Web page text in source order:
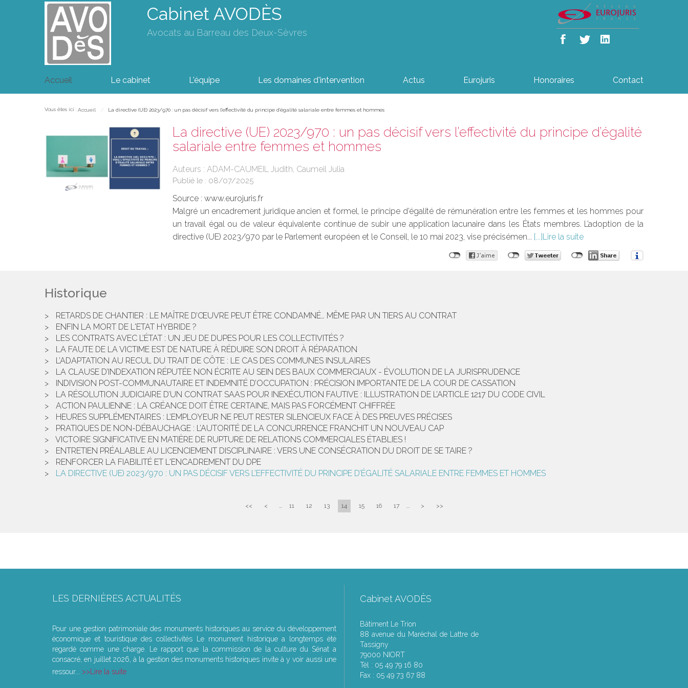
Cabinet AVODÈS
Avocats au Barreau des Deux-Sèvres
Accueil Le cabinet L'équipe Les domaines d'intervention Actus Eurojuris Honoraires Contact
Vous êtes ici : Accueil La directive (UE) 2023/970 : un pas décisif vers l’effectivité du principe d’égalité salariale entre femmes et hommes
La directive (UE) 2023/970 : un pas décisif vers l’effectivité du principe d’égalité
salariale entre femmes et hommes
Auteurs : ADAM-CAUMEIL Judith, Caumeil Julia
Publié le : 08/07/2025
Source : www.eurojuris.fr
Malgré un encadrement juridique ancien et formel, le principe d’égalité de rémunération entre les femmes et les hommes pour
un travail égal ou de valeur équivalente continue de subir une application lacunaire dans les États membres. L’adoption de la
directive (UE) 2023/970 par le Parlement européen et le Conseil, le 10 mai 2023, vise précisémen...
Lire la suite
Historique
RETARDS DE CHANTIER : LE MAÎTRE D’ŒUVRE PEUT ÊTRE CONDAMNÉ… MÊME PAR UN TIERS AU CONTRAT
ENFIN LA MORT DE L'ETAT HYBRIDE ?
LES CONTRATS AVEC L’ÉTAT : UN JEU DE DUPES POUR LES COLLECTIVITÉS ?
LA FAUTE DE LA VICTIME EST DE NATURE À RÉDUIRE SON DROIT À RÉPARATION
L’ADAPTATION AU RECUL DU TRAIT DE CÔTE : LE CAS DES COMMUNES INSULAIRES
LA CLAUSE D’INDEXATION RÉPUTÉE NON ÉCRITE AU SEIN DES BAUX COMMERCIAUX - ÉVOLUTION DE LA JURISPRUDENCE
INDIVISION POST-COMMUNAUTAIRE ET INDEMNITÉ D’OCCUPATION : PRÉCISION IMPORTANTE DE LA COUR DE CASSATION
LA RÉSOLUTION JUDICIAIRE D’UN CONTRAT SAAS POUR INEXÉCUTION FAUTIVE : ILLUSTRATION DE L’ARTICLE 1217 DU CODE CIVIL
ACTION PAULIENNE : LA CRÉANCE DOIT ÊTRE CERTAINE, MAIS PAS FORCÉMENT CHIFFRÉE
HEURES SUPPLÉMENTAIRES : L’EMPLOYEUR NE PEUT RESTER SILENCIEUX FACE À DES PREUVES PRÉCISES
PRATIQUES DE NON-DÉBAUCHAGE : L’AUTORITÉ DE LA CONCURRENCE FRANCHIT UN NOUVEAU CAP
VICTOIRE SIGNIFICATIVE EN MATIÈRE DE RUPTURE DE RELATIONS COMMERCIALES ÉTABLIES !
ENTRETIEN PRÉALABLE AU LICENCIEMENT DISCIPLINAIRE : VERS UNE CONSÉCRATION DU DROIT DE SE TAIRE ?
RENFORCER LA FIABILITÉ ET L'ENCADREMENT DU DPE
LA DIRECTIVE (UE) 2023/970 : UN PAS DÉCISIF VERS L’EFFECTIVITÉ DU PRINCIPE D’ÉGALITÉ SALARIALE ENTRE FEMMES ET HOMMES
<< < ... 11 12 13 14 15 16 17 ... > >>
LES DERNIÈRES ACTUALITÉS
Pour une gestion patrimoniale des monuments historiques au service du développement
économique et touristique des collectivités Le monument historique a longtemps été
regardé comme une charge. Le rapport que la commission de la culture du Sénat a
consacré, en juillet 2026, à la gestion des monuments historiques invite à y voir aussi une
ressour...
Lire la suite
Cabinet AVODÈS
Bâtiment Le Trion
88 avenue du Maréchal de Lattre de
Tassigny
79000 NIORT
Tél : 05 49 79 16 80
Fax : 05 49 73 67 88